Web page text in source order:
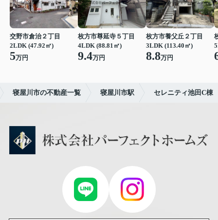
交野市倉治２丁目
2LDK (47.92㎡)
5万円
枚方市尊延寺５丁目
4LDK (88.81㎡)
9.4万円
枚方市養父丘２丁目
3LDK (113.40㎡)
8.8万円
寝屋川市の不動産一覧 寝屋川市駅 セレニティ池田C棟